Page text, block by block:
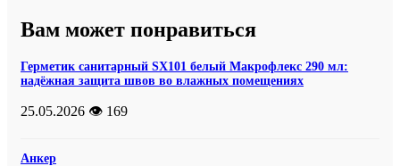
Вам может понравиться
Герметик санитарный SX101 белый Макрофлекс 290 мл:
надёжная защита швов во влажных помещениях
25.05.2026 👁️ 169
Анкер